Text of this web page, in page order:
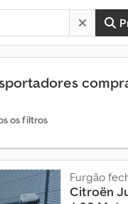
os filtros
Furgão
Citroën